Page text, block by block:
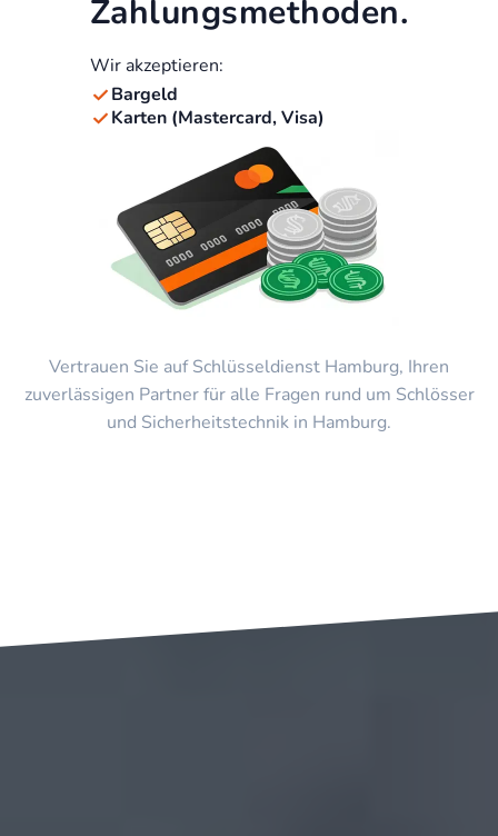
Zahlungsmethoden.
Wir akzeptieren:
Bargeld
Karten (Mastercard, Visa)
Vertrauen Sie auf Schlüsseldienst Hamburg, Ihren
zuverlässigen Partner für alle Fragen rund um Schlösser
und Sicherheitstechnik in Hamburg.